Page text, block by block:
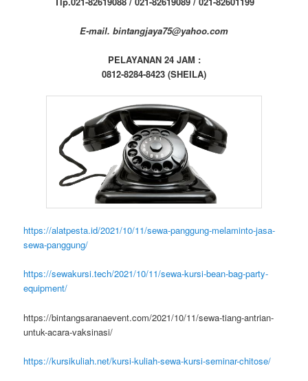
E-mail. bintangjaya75@yahoo.com
PELAYANAN 24 JAM :
0812-8284-8423 (SHEILA)
https://alatpesta.id/2021/10/11/sewa-panggung-melaminto-jasa-
sewa-panggung/
https://sewakursi.tech/2021/10/11/sewa-kursi-bean-bag-party-
equipment/
https://bintangsaranaevent.com/2021/10/11/sewa-tiang-antrian-
untuk-acara-vaksinasi/
https://kursikuliah.net/kursi-kuliah-sewa-kursi-seminar-chitose/